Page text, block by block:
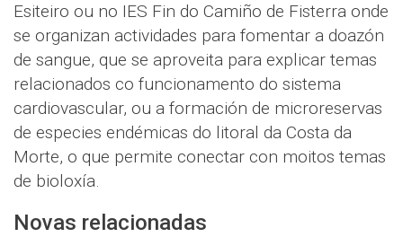
Esiteiro ou no IES Fin do Camiño de Fisterra onde
se organizan actividades para fomentar a doazón
de sangue, que se aproveita para explicar temas
relacionados co funcionamento do sistema
cardiovascular, ou a formación de microreservas
de especies endémicas do litoral da Costa da
Morte, o que permite conectar con moitos temas
de bioloxía.
Novas relacionadas